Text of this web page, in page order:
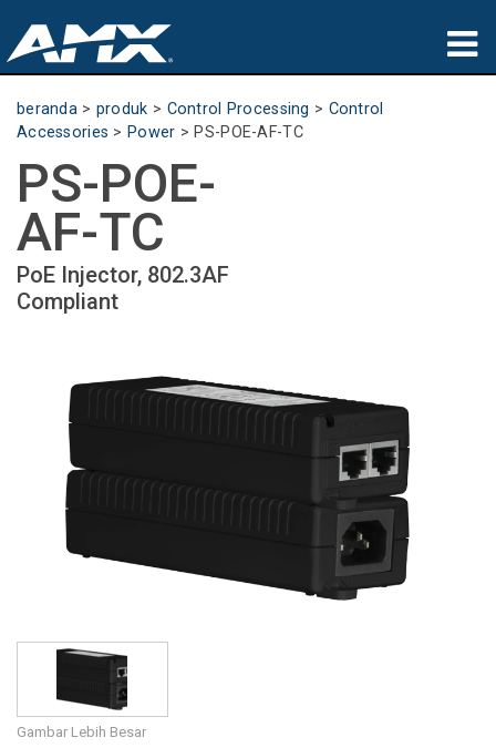
produk
Partners
tempat membeli
pelatihan
Tentang
Bahasa/Wilayah
beranda > produk > Control Processing > Control
Accessories > Power > PS-POE-AF-TC
PS-POE-
AF-TC
PoE Injector, 802.3AF
Compliant
Gambar Lebih Besar